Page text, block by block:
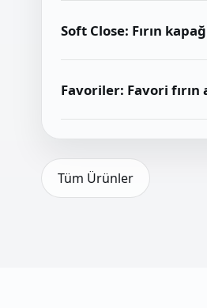
Soft Close: Fırın
Favoriler: Favori fırın
Tüm Ürünler